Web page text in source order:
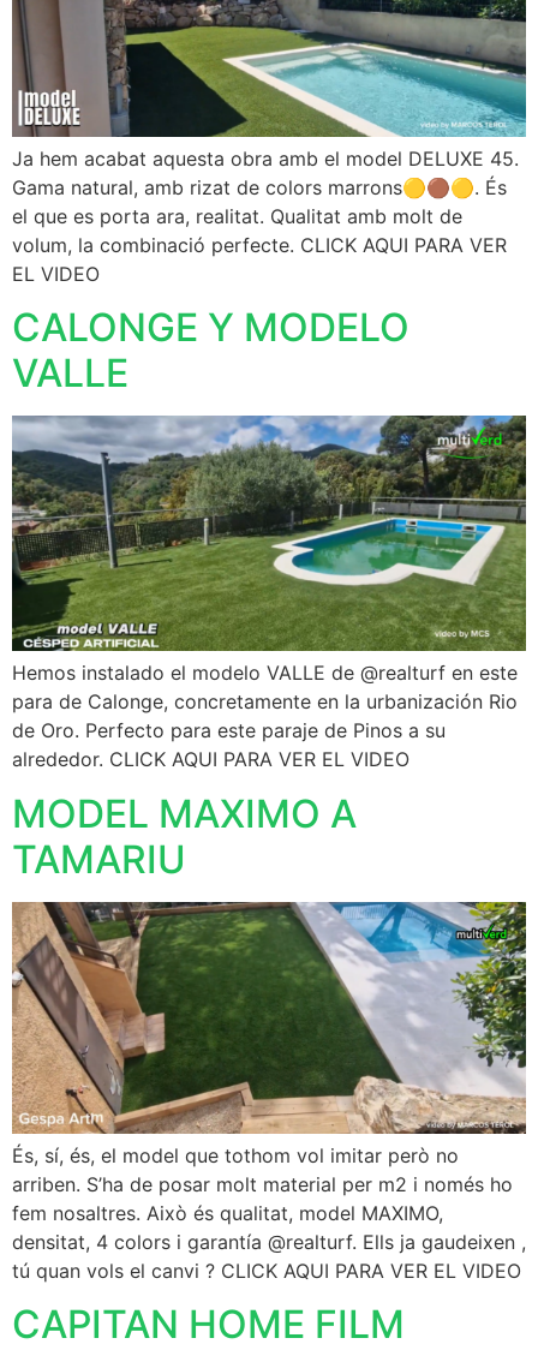
Ja hem acabat aquesta obra amb el model DELUXE 45.
Gama natural, amb rizat de colors marrons🟡🟤🟡. És
el que es porta ara, realitat. Qualitat amb molt de
volum, la combinació perfecte. CLICK AQUI PARA VER
EL VIDEO
CALONGE Y MODELO
VALLE
Hemos instalado el modelo VALLE de @realturf en este
para de Calonge, concretamente en la urbanización Rio
de Oro. Perfecto para este paraje de Pinos a su
alrededor. CLICK AQUI PARA VER EL VIDEO
MODEL MAXIMO A
TAMARIU
És, sí, és, el model que tothom vol imitar però no
arriben. S’ha de posar molt material per m2 i només ho
fem nosaltres. Això és qualitat, model MAXIMO,
densitat, 4 colors i garantía @realturf. Ells ja gaudeixen ,
tú quan vols el canvi ? CLICK AQUI PARA VER EL VIDEO
CAPITAN HOME FILM